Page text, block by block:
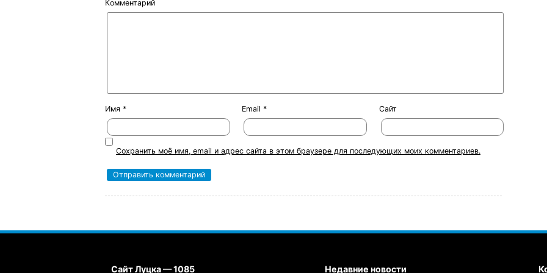
Комментарий
Имя * Email* Сайт
Сохранить моё имя, email и адрес сайта в этом браузере для последующих моих комментариев.
Сайт Луцка — 1085 Недавние новости